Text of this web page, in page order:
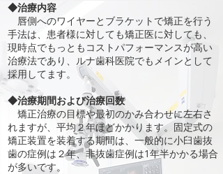
◆治療内容
唇側へのワイヤーとブラケットで矯正を行う
手法は、患者様に対しても矯正医に対しても、
現時点でもっともコストパフォーマンスが高い
治療法であり、ルナ歯科医院でもメインとして
採用してます。
◆治療期間および治療回数
矯正治療の目標や最初のかみ合わせに左右さ
れますが、平均２年ほどかかります。固定式の
矯正装置を装着する期間は、一般的に小臼歯抜
歯の症例は２年、非抜歯症例は1年半かかる場合
が多いです。